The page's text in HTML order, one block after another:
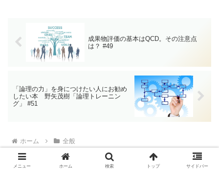
成果物評価の基本はQCD。その注意点
は？ #49
「論理の力」を身につけたい人にお勧め
したい本 野矢茂樹「論理トレーニン
グ」 #51
ホーム 全般
メニュー ホーム 検索 トップ サイドバー